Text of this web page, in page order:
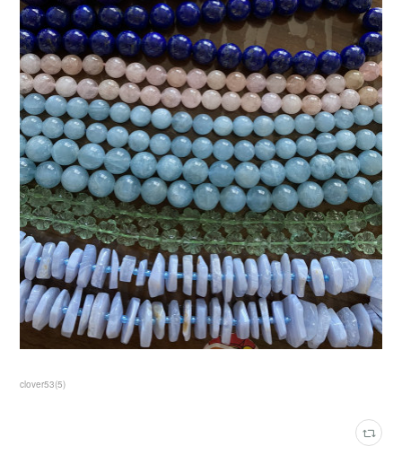
clover53(5)